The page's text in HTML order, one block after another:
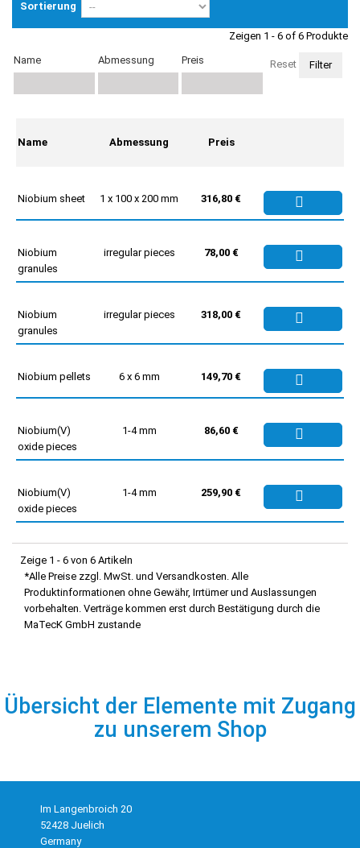
Sortierung
Zeigen 1 - 6 of 6 Produkte
Name
Abmessung Preis Reset
Name Abmessung Preis
Niobium sheet 1 x 100 x 200 mm 316,80 €
Niobium
granules
irregular pieces 78,00 €
Niobium
granules
irregular pieces 318,00 €
Niobium pellets 6 x 6 mm 149,70 €
Niobium(V)
oxide pieces
1-4 mm 86,60 €
Niobium(V)
oxide pieces
1-4 mm 259,90 €
Zeige 1 - 6 von 6 Artikeln
*Alle Preise zzgl. MwSt. und Versandkosten. Alle
Produktinformationen ohne Gewähr, Irrtümer und Auslassungen
vorbehalten. Verträge kommen erst durch Bestätigung durch die
MaTecK GmbH zustande
Übersicht der Elemente mit Zugang
zu unserem Shop
Im Langenbroich 20
52428 Juelich
Germany